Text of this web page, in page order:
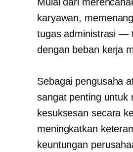
karyawan,
tugas administrasi —
dengan beban kerja
Sebagai pengusaha
sangat penting untuk
kesuksesan secara
meningkatkan
keuntungan